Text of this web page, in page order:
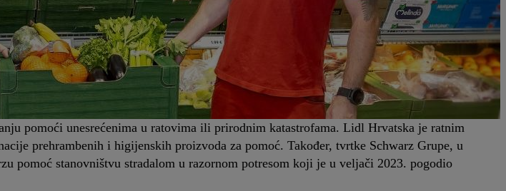
pomoći unesrećenima u ratovima ili prirodnim katastrofama. Lidl Hrvatska je ratnim
prehrambenih i higijenskih proizvoda za pomoć. Također, tvrtke Schwarz Grupe, u
pomoć stanovništvu stradalom u razornom potresom koji je u veljači 2023. pogodio